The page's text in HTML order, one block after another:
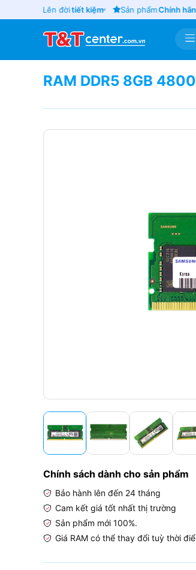
- Lên đờitiết kiệm Sản phẩmChính hãng
RAM DDR5 8GB
Chính sách dành cho sản phẩm
Bảo hành lên đến 24 tháng
Cam kết giá tốt nhất thị trường
Sản phẩm mới 100%.
Giá RAM có thể thay đổi tuỳ thời